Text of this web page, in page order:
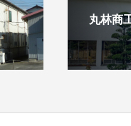
丸林商